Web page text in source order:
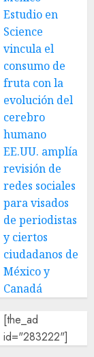
Estudio en
Science
vincula el
consumo de
fruta con la
evolución del
cerebro
humano
EE.UU. amplía
revisión de
redes sociales
para visados
de periodistas
y ciertos
ciudadanos de
México y
Canadá
[the_ad
id="283222"]